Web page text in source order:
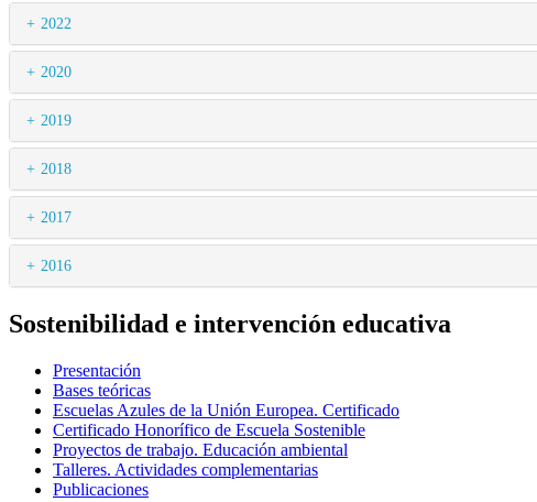
2022
2020
2019
2018
2017
2016
Sostenibilidad e intervención educativa
Presentación
Bases teóricas
Escuelas Azules de la Unión Europea. Certificado
Certificado Honorífico de Escuela Sostenible
Proyectos de trabajo. Educación ambiental
Talleres. Actividades complementarias
Publicaciones